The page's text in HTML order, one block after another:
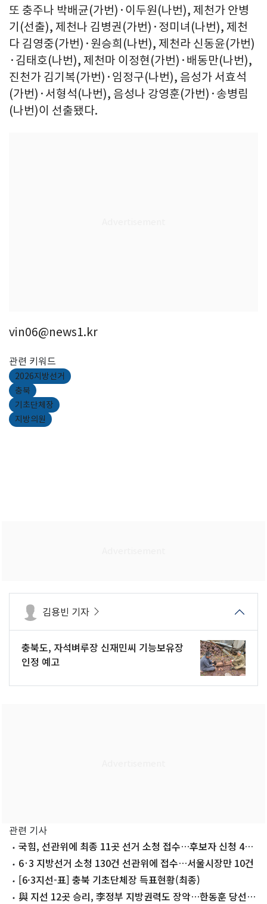
또 충주나 박배균(가번)·이두원(나번), 제천가 안병
기(선출), 제천나 김병권(가번)·정미녀(나번), 제천
다 김영중(가번)·원승희(나번), 제천라 신동윤(가번)
·김태호(나번), 제천마 이정현(가번)·배동만(나번),
진천가 김기복(가번)·임정구(나번), 음성가 서효석
(가번)·서형석(나번), 음성나 강영훈(가번)·송병림
(나번)이 선출됐다.
vin06@news1.kr
관련 키워드
2026지방선거
충북
기초단체장
지방의원
김용빈 기자
충북도, 자석벼루장 신재민씨 기능보유장
인정 예고
관련 기사
국힘, 선관위에 최종 11곳 선거 소청 접수…후보자 신청 4곳
포함6·3 지방선거 소청 130건 선관위에 접수…서울시장만 10건
[6·3지선-표] 충북 기초단체장 득표현황(최종)
與 지선 12곳 승리, 李정부 지방권력도 장악…한동훈 당선,